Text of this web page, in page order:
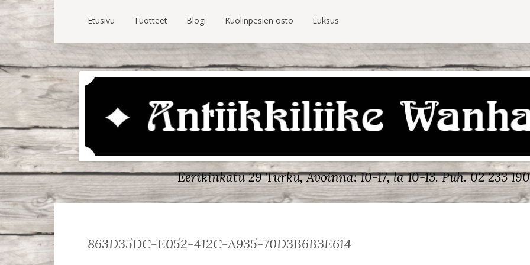
Etusivu Tuotteet Blogi Kuolinpesien osto Luksus
Eerikinkatu 29 Turku, Avoinna: 10-17, la 10-13.Puh. 02 233
863D35DC-E052-412C-A935-70D3B6B3E614